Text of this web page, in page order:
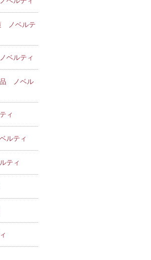
ノベルテ
ベルティ
品 ノベル
ィ
ルティ
ティ